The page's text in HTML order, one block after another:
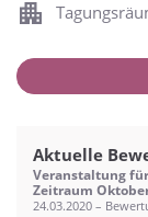
Aktuelle
Veranstaltung
Zeitraum
24.03.2020 –